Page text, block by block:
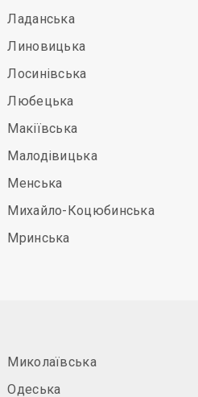
Ладанська
Линовицька
Лосинівська
Любецька
Макіївська
Малодівицька
Менська
Михайло-Коцюбинська
Мринська
Миколаївська
Одеська